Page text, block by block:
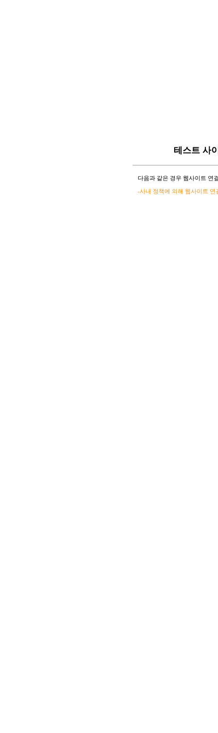
테스트 사
다음과 같은 경우 웹사이트 연
-사내 정책에 의해 웹사이트